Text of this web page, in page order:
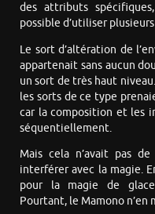
des attributs
possible d’utiliser
Le sort d’altération de
appartenait sans aucun
un sort de très haut
les sorts de ce type
car la composition et les
séquentiellement.
Mais cela n’avait pas
interférer avec la magie.
pour la magie de
Pourtant, le Mamono n’en